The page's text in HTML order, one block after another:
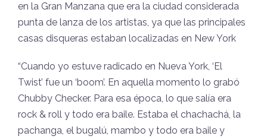
en la Gran Manzana que era la ciudad considerada
punta de lanza de los artistas, ya que las principales
casas disqueras estaban localizadas en New York
“Cuando yo estuve radicado en Nueva York, ‘El
Twist’ fue un ‘boom’. En aquella momento lo grabó
Chubby Checker. Para esa época, lo que salía era
rock & roll y todo era baile. Estaba el chachachá, la
pachanga, el bugalú, mambo y todo era baile y